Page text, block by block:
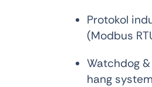
Protokol
(Modbus
Watchdog
hang system